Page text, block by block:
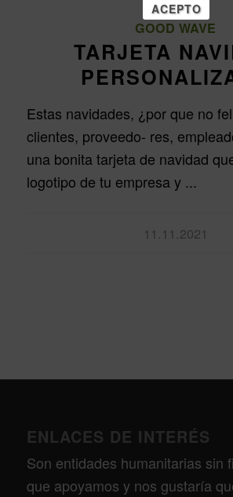
GOOD WAVE
TARJETA
Estas navidades, ¿por que no
clientes, proveedo- res,
una bonita tarjeta de navidad
logotipo de tu empresa y ...
11.11.2021
ENLACES DE INTERÉS
Son entidades humanitarias sin
que apoyamos y nos gustaría
ACEPTO